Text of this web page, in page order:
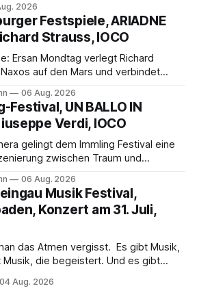
Maxime Pascal entfaltet
eindrucksvoll, Philippe Sly berührt als
2026
Festspiele, ARIADNE
Strauss, IOCO
Ersan Mondtag verlegt Richard
auf den Mars und verbindet
Solisten und den Wiener
bleibt der zweite Akt jedoch
zurück.
06 Aug. 2026
Festival, UN BALLO IN
Verdi, IOCO
gelingt dem Immling Festival eine
zwischen Traum und
mit starken Bildern, getragen von
und einer musikalisch
06 Aug. 2026
Musik Festival,
Konzert am 31. Juli,
Atmen vergisst. Es gibt Musik,
Musik, die begeistert. Und es gibt
im Kurhaus Wiesbaden, an dem
04 Aug. 2026